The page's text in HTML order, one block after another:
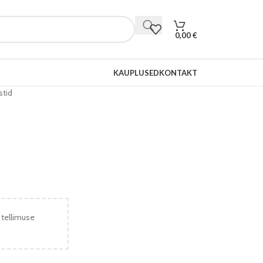
0,00€
KAUPLUSEDKONTAKT